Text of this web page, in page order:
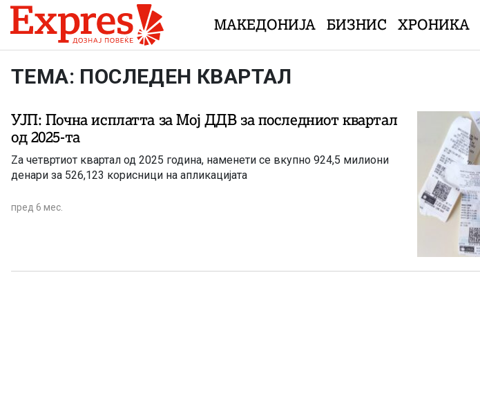
Skip to content
МАКЕДОНИЈА БИЗНИС ХРОНИКА
ТЕМА: ПОСЛЕДЕН КВАРТАЛ
УЈП: Почна исплатта за Мој ДДВ за последниот квартал
од 2025-та
Zа четвртиот квартал од 2025 година, наменети се вкупно 924,5 милиони
денари за 526,123 корисници на апликацијата
пред 6 мес.